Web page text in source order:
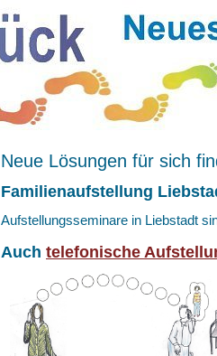
Neue Lösungen für sich
Familienaufstellung
Aufstellungsseminare in Liebstadt
Auch telefonische